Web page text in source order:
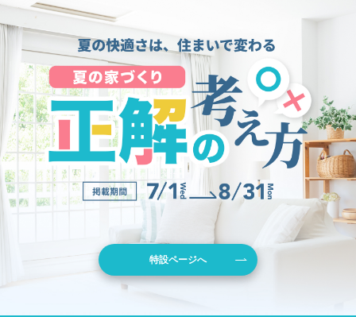
特設ページへ